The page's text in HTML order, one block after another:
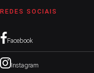
REDES SOCIAIS
Facebook
Instagram